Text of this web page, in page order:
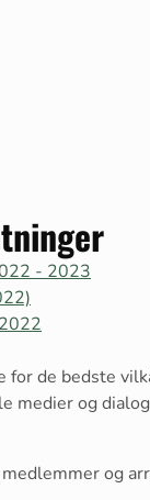
- 2023
de bedste
medier og
og